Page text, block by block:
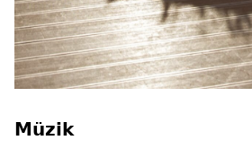
Müzik